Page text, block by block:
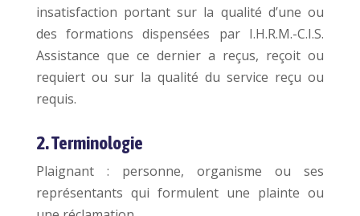
insatisfaction portant sur la qualité d’une ou
des formations dispensées par I.H.R.M.-C.I.S.
Assistance que ce dernier a reçus, reçoit ou
requiert ou sur la qualité du service reçu ou
requis.
2. Terminologie
Plaignant : personne, organisme ou ses
représentants qui formulent une plainte ou